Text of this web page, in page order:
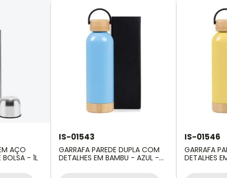
AÇO
- 1L
IS-01543
GARRAFA PAREDE DUPLA COM
DETALHES EM BAMBU - AZUL -
IS-01546
GARRAFA
DETALHES